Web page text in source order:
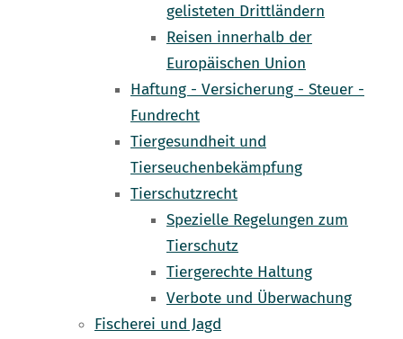
gelisteten Drittländern
Reisen innerhalb der
Europäischen Union
Haftung - Versicherung - Steuer -
Fundrecht
Tiergesundheit und
Tierseuchenbekämpfung
Tierschutzrecht
Spezielle Regelungen zum
Tierschutz
Tiergerechte Haltung
Verbote und Überwachung
Fischerei und Jagd